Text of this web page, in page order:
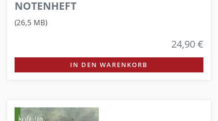
NOTENHEFT
(26,5 MB)
24,90 €
IN DEN WARENKORB